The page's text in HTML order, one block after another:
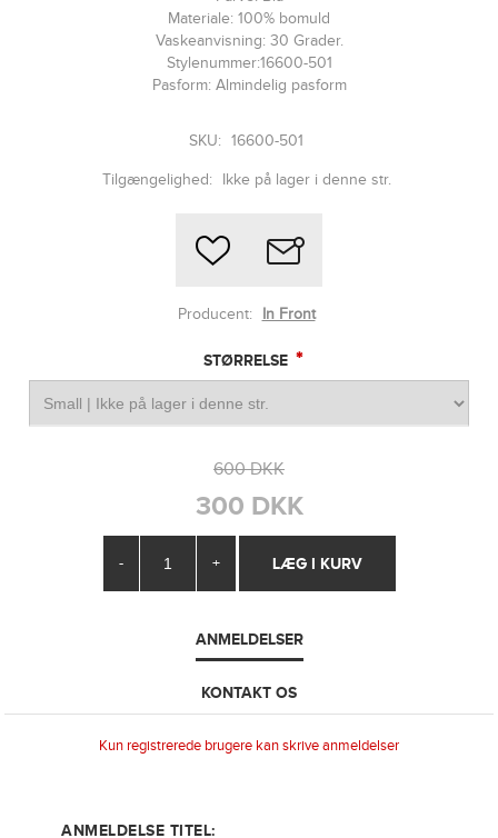
Materiale: 100% bomuld
Vaskeanvisning: 30 Grader.
Stylenummer:16600-501
Pasform: Almindelig pasform
SKU: 16600-501
Tilgængelighed: Ikke på lager i denne str.
Producent: In Front
STØRRELSE *
600 DKK
300 DKK
- +
ANMELDELSER
KONTAKT OS
Kun registrerede brugere kan skrive anmeldelser
ANMELDELSE TITEL: